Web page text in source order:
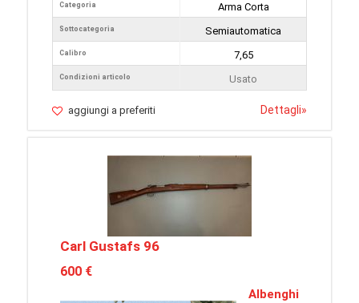
Categoria
Sottocategoria
Calibro
Condizioni articolo
Arma Corta
Semiautomatica
7,65
Usato
aggiungi a preferiti Dettagli»
Carl Gustafs 96
600 €
Albenghi